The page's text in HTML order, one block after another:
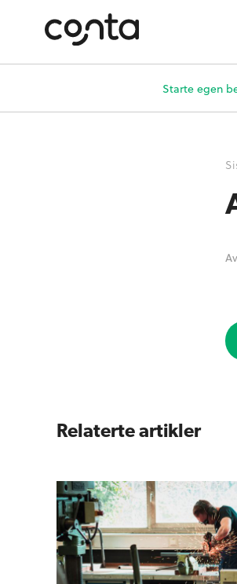
Starte egen
Av
Relaterte artikler